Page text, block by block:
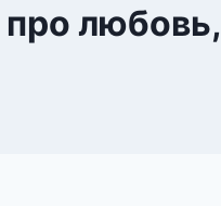
про любовь,